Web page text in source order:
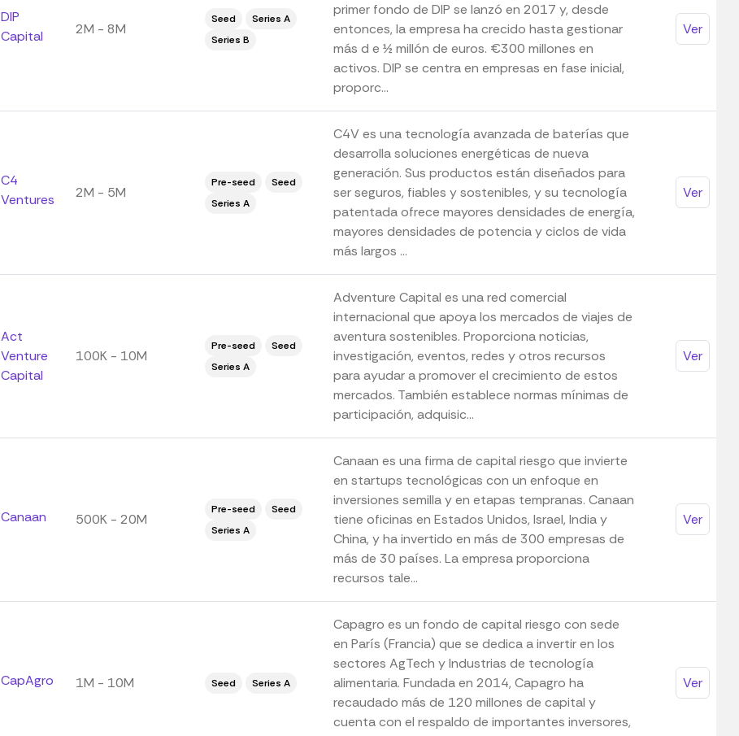
DIP
Capital
2M - 8M
Seed
Series A
Series B
primer fondo de DIP se lanzó en 2017 y, desde
entonces, la empresa ha crecido hasta gestionar
más d e ½ millón de euros. €300 millones en
activos. DIP se centra en empresas en fase inicial,
proporc...
Ver
C4
Ventures
2M - 5M
Pre-seed
Seed
Series A
C4V es una tecnología avanzada de baterías que
desarrolla soluciones energéticas de nueva
generación. Sus productos están diseñados para
ser seguros, fiables y sostenibles, y su tecnología
patentada ofrece mayores densidades de energía,
mayores densidades de potencia y ciclos de vida
más largos ...
Ver
Act
Venture
Capital
100K - 10M
Pre-seed
Seed
Series A
Adventure Capital es una red comercial
internacional que apoya los mercados de viajes de
aventura sostenibles. Proporciona noticias,
investigación, eventos, redes y otros recursos
para ayudar a promover el crecimiento de estos
mercados. También establece normas mínimas de
participación, adquisic...
Ver
Canaan 500K - 20M
Pre-seed
Seed
Series A
Canaan es una firma de capital riesgo que invierte
en startups tecnológicas con un enfoque en
inversiones semilla y en etapas tempranas. Canaan
tiene oficinas en Estados Unidos, Israel, India y
China, y ha invertido en más de 300 empresas de
más de 30 países. La empresa proporciona
recursos tale...
Ver
CapAgro 1M - 10M Seed Series A
Capagro es un fondo de capital riesgo con sede
en París (Francia) que se dedica a invertir en los
sectores AgTech y Industrias de tecnología
alimentaria. Fundada en 2014, Capagro ha
recaudado más de 120 millones de capital y
cuenta con el respaldo de importantes inversores,
Ver